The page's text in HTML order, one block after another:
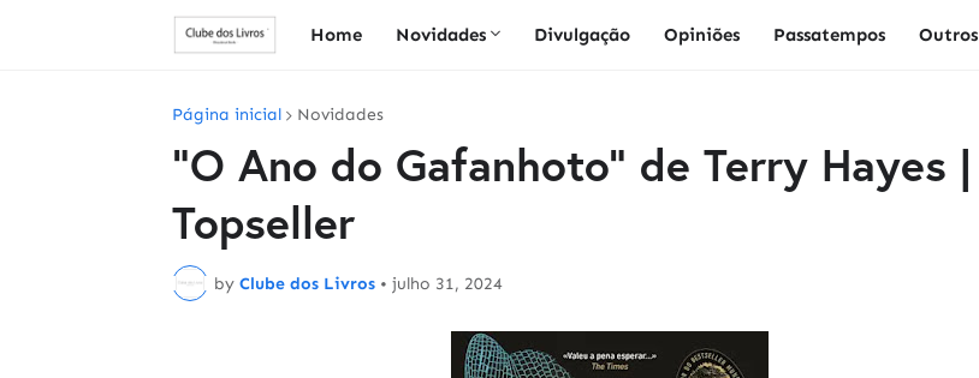
Home Novidades Divulgação Opiniões Passatempos Outros
Página inicial Novidades
"O Ano do Gafanhoto" de Terry Hayes |
Topseller
by Clube dos Livros • julho 31, 2024